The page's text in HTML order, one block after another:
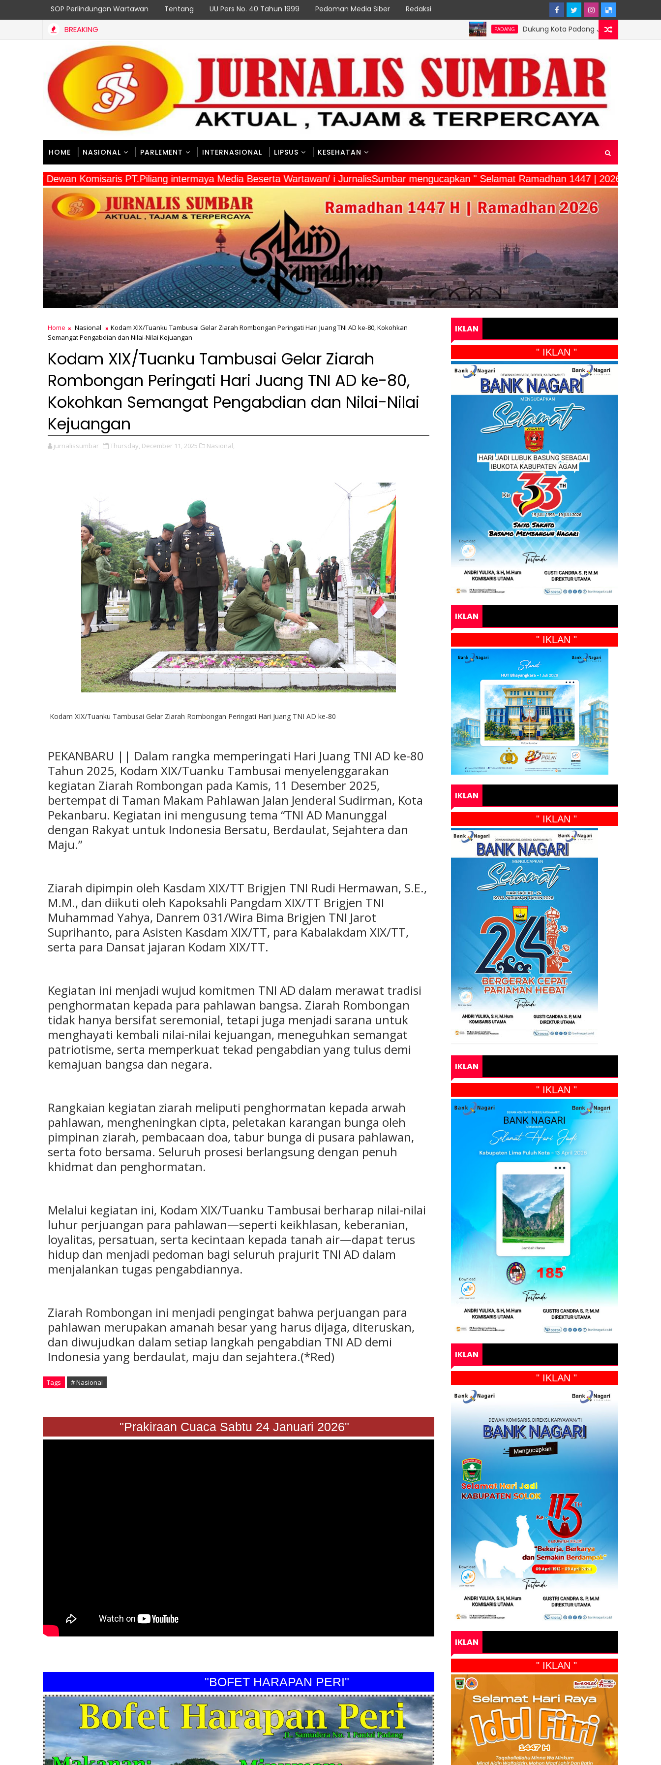
SOP Perlindungan Wartawan Tentang UU Pers No. 40 Tahun 1999 Pedoman Media Siber Redaksi
BREAKING Dukung Kota Padang Jadi Kota Inovator, Kartu
HOME NASIONAL PARLEMENT INTERNASIONAL LIPSUS KESEHATAN
" Dewan Komisaris PT.Piliang intermaya Media Beserta Wartawan/ i JurnalisSumbar mengucapkan " Selamat Ramadhan 1447 | 2026"
Home Nasional
Kodam XIX/Tuanku Tambusai Gelar Ziarah Rombongan Peringati Hari Juang TNI AD ke-80, Kokohkan
Semangat Pengabdian dan Nilai-Nilai Kejuangan
Kodam XIX/Tuanku Tambusai Gelar Ziarah
Rombongan Peringati Hari Juang TNI AD ke-80,
Kokohkan Semangat Pengabdian dan Nilai-Nilai
Kejuangan
jurnalissumbar Thursday, December 11, 2025 Nasional,
Kodam XIX/Tuanku Tambusai Gelar Ziarah Rombongan Peringati Hari Juang TNI AD ke-80
PEKANBARU || Dalam rangka memperingati Hari Juang TNI AD ke-80
Tahun 2025, Kodam XIX/Tuanku Tambusai menyelenggarakan
kegiatan Ziarah Rombongan pada Kamis, 11 Desember 2025,
bertempat di Taman Makam Pahlawan Jalan Jenderal Sudirman, Kota
Pekanbaru. Kegiatan ini mengusung tema “TNI AD Manunggal
dengan Rakyat untuk Indonesia Bersatu, Berdaulat, Sejahtera dan
Maju.”
Ziarah dipimpin oleh Kasdam XIX/TT Brigjen TNI Rudi Hermawan, S.E.,
M.M., dan diikuti oleh Kapoksahli Pangdam XIX/TT Brigjen TNI
Muhammad Yahya, Danrem 031/Wira Bima Brigjen TNI Jarot
Suprihanto, para Asisten Kasdam XIX/TT, para Kabalakdam XIX/TT,
serta para Dansat jajaran Kodam XIX/TT.
Kegiatan ini menjadi wujud komitmen TNI AD dalam merawat tradisi
penghormatan kepada para pahlawan bangsa. Ziarah Rombongan
tidak hanya bersifat seremonial, tetapi juga menjadi sarana untuk
menghayati kembali nilai-nilai kejuangan, meneguhkan semangat
patriotisme, serta memperkuat tekad pengabdian yang tulus demi
kemajuan bangsa dan negara.
Rangkaian kegiatan ziarah meliputi penghormatan kepada arwah
pahlawan, mengheningkan cipta, peletakan karangan bunga oleh
pimpinan ziarah, pembacaan doa, tabur bunga di pusara pahlawan,
serta foto bersama. Seluruh prosesi berlangsung dengan penuh
khidmat dan penghormatan.
Melalui kegiatan ini, Kodam XIX/Tuanku Tambusai berharap nilai-nilai
luhur perjuangan para pahlawan—seperti keikhlasan, keberanian,
loyalitas, persatuan, serta kecintaan kepada tanah air—dapat terus
hidup dan menjadi pedoman bagi seluruh prajurit TNI AD dalam
menjalankan tugas pengabdiannya.
Ziarah Rombongan ini menjadi pengingat bahwa perjuangan para
pahlawan merupakan amanah besar yang harus dijaga, diteruskan,
dan diwujudkan dalam setiap langkah pengabdian TNI AD demi
Indonesia yang berdaulat, maju dan sejahtera.(*Red)
Tags # Nasional
"Prakiraan Cuaca Sabtu 24 Januari 2026"
"BOFET HARAPAN PERI"
IKLAN
" IKLAN "
IKLAN
" IKLAN "
IKLAN
" IKLAN "
IKLAN
" IKLAN "
IKLAN
" IKLAN "
IKLAN
" IKLAN "